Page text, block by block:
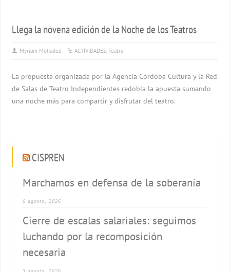
Llega la novena edición de la Noche de los Teatros
Myriam Mohaded ACTIVIDADES,Teatro
La propuesta organizada por la Agencia Córdoba Cultura y la Red
de Salas de Teatro Independientes redobla la apuesta sumando
una noche más para compartir y disfrutar del teatro.
CISPREN
Marchamos en defensa de la soberanía
6 agosto, 2026
Cierre de escalas salariales: seguimos
luchando por la recomposición
necesaria
3 agosto, 2026